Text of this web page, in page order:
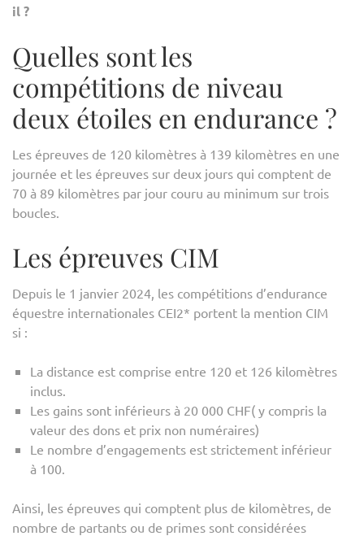
il ?
Quelles sont les
compétitions de niveau
deux étoiles en endurance ?
Les épreuves de 120 kilomètres à 139 kilomètres en une
journée et les épreuves sur deux jours qui comptent de
70 à 89 kilomètres par jour couru au minimum sur trois
boucles.
Les épreuves CIM
Depuis le 1 janvier 2024, les compétitions d’endurance
équestre internationales CEI2* portent la mention CIM
si :
La distance est comprise entre 120 et 126 kilomètres
inclus.
Les gains sont inférieurs à 20 000 CHF( y compris la
valeur des dons et prix non numéraires)
Le nombre d’engagements est strictement inférieur
à 100.
Ainsi, les épreuves qui comptent plus de kilomètres, de
nombre de partants ou de primes sont considérées